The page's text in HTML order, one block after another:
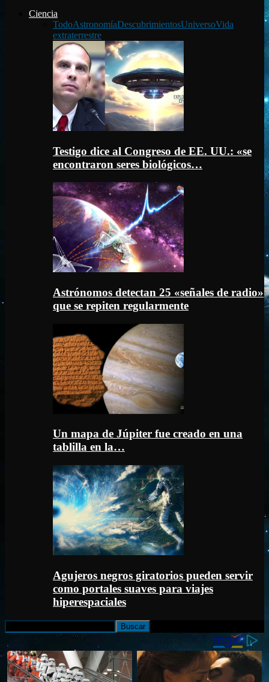
Ciencia
TodoAstronomíaDescubrimientosUniversoVida
extraterrestre
Testigo dice al Congreso de EE. UU.: «se
encontraron seres biológicos…
Astrónomos detectan 25 «señales de radio»
que se repiten regularmente
Un mapa de Júpiter fue creado en una
tablilla en la…
Agujeros negros giratorios pueden servir
como portales suaves para viajes
hiperespaciales